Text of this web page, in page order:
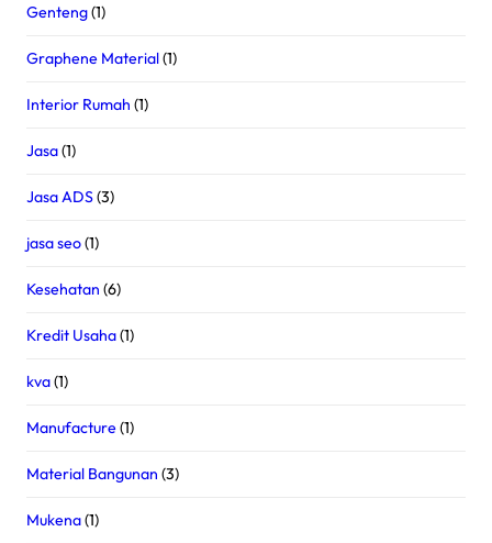
Genteng(1)
Graphene Material(1)
Interior Rumah (1)
Jasa(1)
Jasa ADS(3)
jasa seo(1)
Kesehatan (6)
Kredit Usaha(1)
kva(1)
Manufacture(1)
Material Bangunan (3)
Mukena(1)